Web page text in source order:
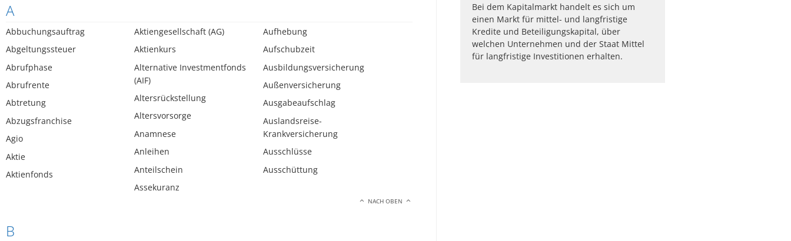
A
Abbuchungsauftrag
Abgeltungssteuer
Abrufphase
Abrufrente
Abtretung
Abzugsfranchise
Agio
Aktie
Aktienfonds
Aktiengesellschaft (AG)
Aktienkurs
Alternative Investmentfonds
(AIF)
Altersrückstellung
Altersvorsorge
Anamnese
Anleihen
Anteilschein
Assekuranz
Aufhebung
Aufschubzeit
Ausbildungsversicherung
Außenversicherung
Ausgabeaufschlag
Auslandsreise-
Krankversicherung
Ausschlüsse
Ausschüttung
NACH OBEN
B
Bei dem Kapitalmarkt handelt es sich um
einen Markt für mittel- und langfristige
Kredite und Beteiligungskapital, über
welchen Unternehmen und der Staat Mittel
für langfristige Investitionen erhalten.